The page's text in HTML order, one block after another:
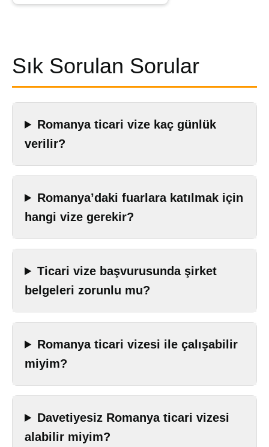
Sık Sorulan Sorular
Romanya ticari vize kaç günlük
verilir?
Romanya’daki fuarlara katılmak için
hangi vize gerekir?
Ticari vize başvurusunda şirket
belgeleri zorunlu mu?
Romanya ticari vizesi ile çalışabilir
miyim?
Davetiyesiz Romanya ticari vizesi
alabilir miyim?